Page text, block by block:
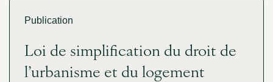
Publication
Loi de simplification du droit de
l’urbanisme et du logement